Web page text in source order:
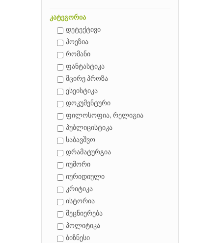
კატეგორია
დეტექტივი
პოეზია
რომანი
ფანტასტიკა
მცირე პროზა
ესეისტიკა
დოკუმენტური
ფილოსოფია, რელიგია
პუბლიცისტიკა
საბავშვო
დრამატურგია
იუმორი
იურიდიული
კრიტიკა
ისტორია
მეცნიერება
პოლიტიკა
ბიზნესი